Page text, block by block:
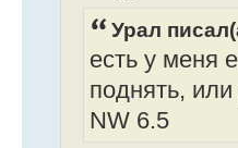
Урал
есть у меня
поднять,
NW 6.5